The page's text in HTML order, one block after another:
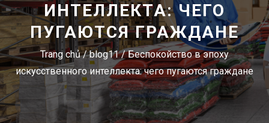
ИНТЕЛЛЕКТА: ЧЕГО
ПУГАЮТСЯ ГРАЖДАНЕ
Trang chủ/blog11/Беспокойство в эпоху
искусственного интеллекта: чего пугаются граждане